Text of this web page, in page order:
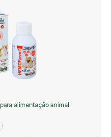
alimentação animal